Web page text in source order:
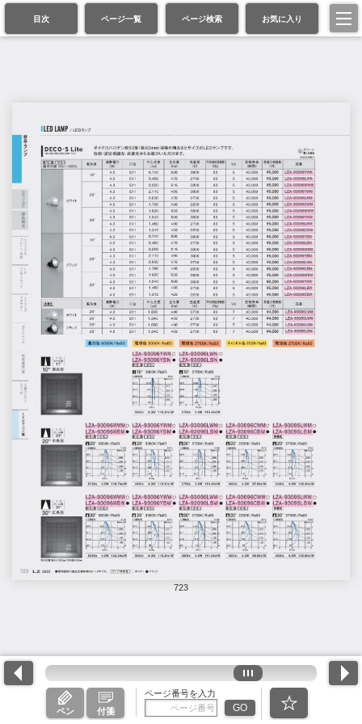
目次 ページ一覧 ページ検索 お気に入り
723
ペン 付箋
ページ番号を入力
GO